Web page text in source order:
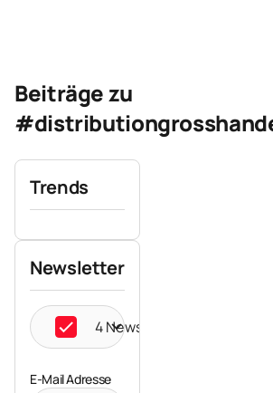
Beiträge zu
Trends
Newsletter
4 Newsletter ausgewählt
E-Mail Adresse